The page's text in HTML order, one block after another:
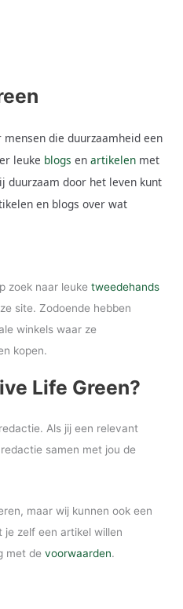
die duurzaamheid een
leuke blogs en artikelen met
duurzaam door het leven kunt
en blogs over wat
zoek naar leuke tweedehands
site. Zodoende hebben
winkels waar ze
kopen.
Life Green?
Als jij een relevant
samen met jou de
maar wij kunnen ook een
zelf een artikel willen
met de voorwaarden.